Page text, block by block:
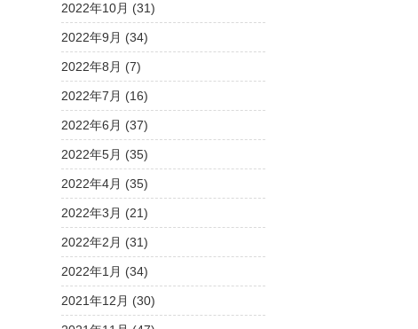
2022年10月 (31)
2022年9月 (34)
2022年8月 (7)
2022年7月 (16)
2022年6月 (37)
2022年5月 (35)
2022年4月 (35)
2022年3月 (21)
2022年2月 (31)
2022年1月 (34)
2021年12月 (30)